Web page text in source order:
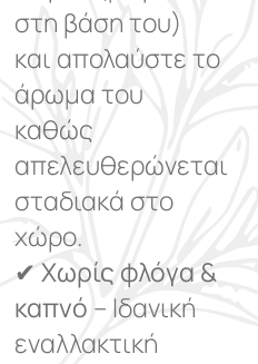
στη βάση του)
και απολαύστε το
άρωμα του
καθώς
απελευθερώνεται
σταδιακά στο
χώρο.
✔Χωρίς φλόγα &
καπνό – Ιδανική
εναλλακτική